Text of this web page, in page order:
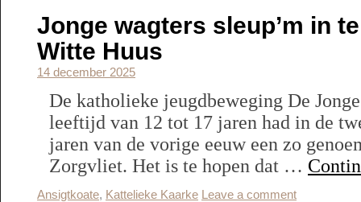
Jonge wagters sleup’m in
Witte Huus
14 december 2025
De katholieke jeugdbeweging De
leeftijd van 12 tot 17 jaren had in de
jaren van de vorige eeuw een zo
Zorgvliet. Het is te hopen dat …
Ansigtkoate, Kattelieke Kaarke Leave a comment